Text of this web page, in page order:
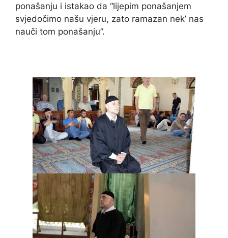
ponašanju i istakao da “lijepim ponašanjem
svjedočimo našu vjeru, zato ramazan nek’ nas
nauči tom ponašanju”.